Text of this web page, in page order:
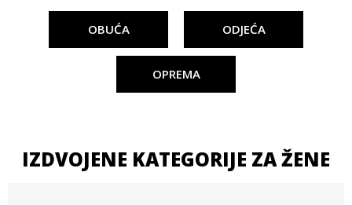
OBUĆA ODJEĆA
OPREMA
IZDVOJENE KATEGORIJE ZA ŽENE